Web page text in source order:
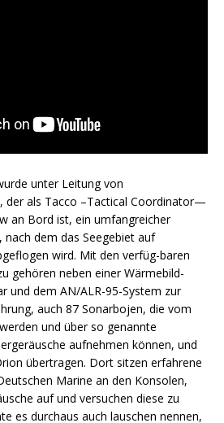
unter Leitung von
der als Tacco –Tactical Coordinator—
an Bord ist, ein umfangreicher
nach dem das Seegebiet auf
wird. Mit den verfüg-baren
gehören neben einer Wärmebild-
und dem AN/ALR-95-System zur
auch 87 Sonarbojen, die vom
und über so genannte
aufnehmen können, und
übertragen. Dort sitzen erfahrene
Marine an den Konsolen,
auf und versuchen diese zu
es durchaus auch lauschen nennen,